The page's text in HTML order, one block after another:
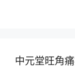
中元堂旺角